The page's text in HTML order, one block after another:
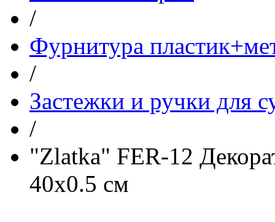
/
Фурнитура
/
Застежки и ручки для
/
"Zlatka" FER-12
40х0.5 см